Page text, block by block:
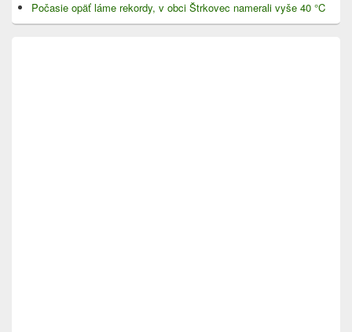
Počasie opäť láme rekordy, v obci Štrkovec namerali vyše 40 °C